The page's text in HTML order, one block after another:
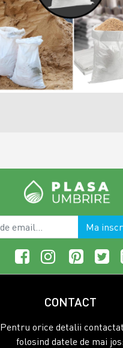
Ma
CONTACT
Pentru orice detalii
folosind datele de mai jos: